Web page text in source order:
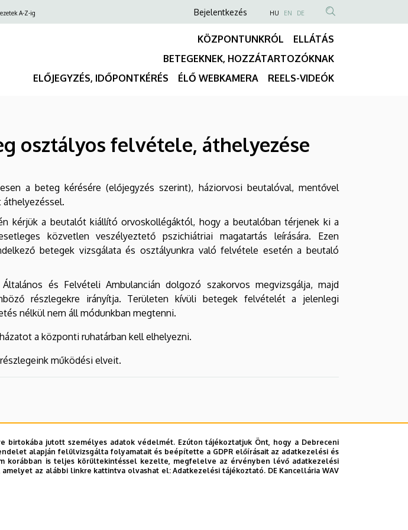
jutott személyes adatok védelmét. Ezúton tájékoztatjuk Önt, hogy a Debreceni
alapján felülvizsgálta folyamatait és beépítette a GDPR előírásait az adatkezelési és
korábban is teljes körültekintéssel kezelte, megfelelve az érvényben lévő adatkezelési
amelyet az alábbi linkre kattintva olvashat el:Adatkezelési tájékoztató. DE Kancellária WAV
A-Z-ig
Anonim
fiók
menüje
Bejelentkezés NYELVVÁLASZTÓ
HU EN DE
TARTALOM
KERESÉSE
KÖZPONTUNKRÓL
ELLÁTÁS
BETEGEKNEK, HOZZÁTARTOZÓKNAK
ELŐJEGYZÉS, IDŐPONTKÉRÉS
ÉLŐ WEBKAMERA REELS-VIDEÓK
osztályos felvétele, áthelyezése
a beteg kérésére (előjegyzés szerint), háziorvosi beutalóval, mentővel
kérjük a beutalót kiállító orvoskollégáktól, hogy a beutalóban térjenek ki a
közvetlen veszélyeztető pszichiátriai magatartás leírására. Ezen
betegek vizsgálata és osztályunkra való felvétele esetén a beutaló
és Felvételi Ambulancián dolgozó szakorvos megvizsgálja, majd
részlegekre irányítja. Területen kívüli betegek felvételét a jelenlegi
nélkül nem áll módunkban megtenni.
a központi ruhatárban kell elhelyezni.
működési elveit.